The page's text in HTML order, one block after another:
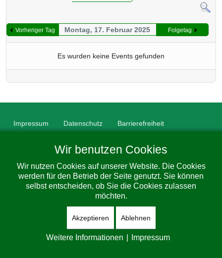
Vorheriger Tag Montag, 17. Februar 2025 Folgetag
Es wurden keine Events gefunden
Impressum Datenschutz
Barrierefreiheit
JoomShaper
Wir benutzen Cookies
Wir nutzen Cookies auf unserer Website. Die Cookies
werden für den Betrieb der Seite genutzt. Sie können
selbst entscheiden, ob Sie die Cookies zulassen
möchten.
Akzeptieren Ablehnen
Weitere Informationen | Impressum